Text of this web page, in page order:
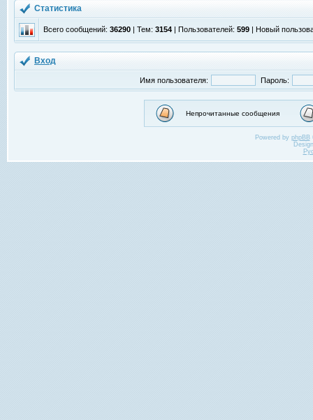
Статистика
Всего сообщений: 36290 | Тем: 3154 | Пользователей: 599 | Новый
Вход
Имя пользователя: Пароль:
Непрочитанные сообщения
Powered by phpBB